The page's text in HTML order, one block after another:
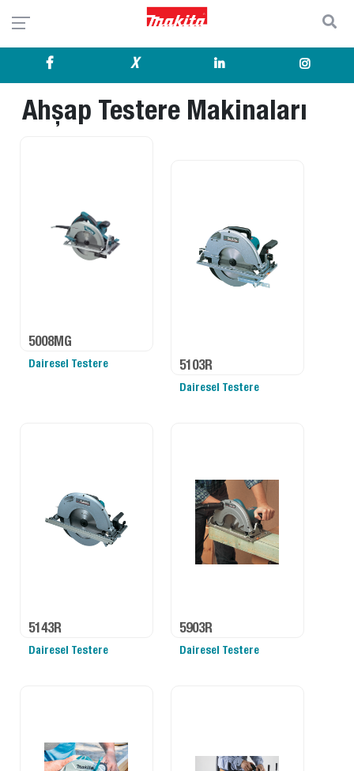
X
Ahşap Testere Makinaları
5008MG
Dairesel Testere 5103R
Dairesel Testere
5143R
Dairesel Testere
5903R
Dairesel Testere